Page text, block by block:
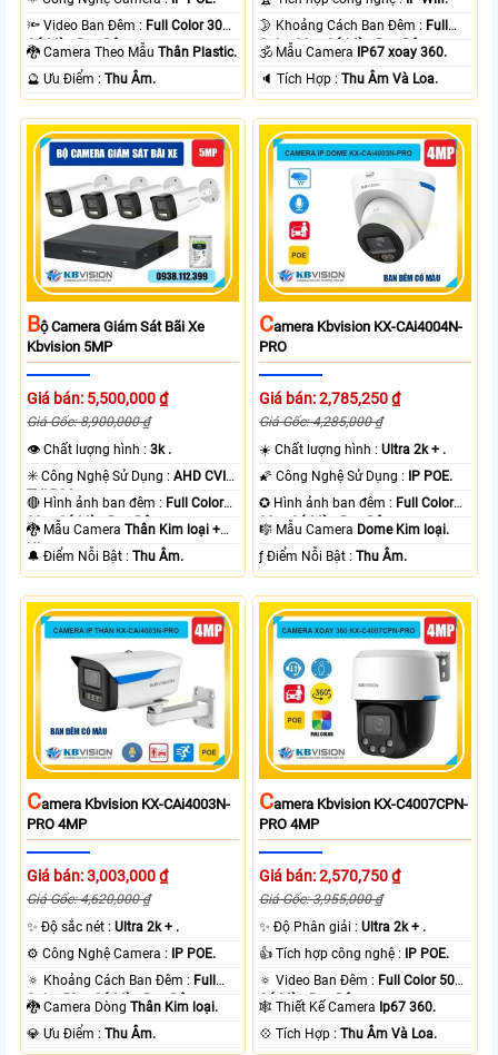
🔦 Video Ban Đêm : Full Color 30m
Có Màu Ban Ðêm.
🐉️ Camera Theo MẫuThân Plastic.
️🔮 Ưu Điểm :Thu Âm.
🌛 Khoảng Cách Ban Đêm : Full
Color 30m Có Màu Ban Ðêm.
🕉️ Mẫu Camera
IP67 xoay 360.
️🔈 Tích Hợp :Thu Âm Và Loa.
BỘ Camera Giám Sát Bãi Xe
Kbvision 5MP
Giá bán: 5,500,000 ₫
Giá Gốc: 8,900,000 ₫
👁 Chất lượng hình :3k .
✳️ Công Nghệ Sử Dụng :AHD CVI
TVI BCS.
🔴 Hình ảnh ban đêm : Full Color
80m Có Màu Ban Ðêm.
🐉️ Mẫu CameraThân Kim loại +
Nhựa.
️🔔 Điểm Nỗi Bật :Thu Âm.
CAmera Kbvision KX-CAi4004N-
PRO
Giá bán: 2,785,250 ₫
Giá Gốc: 4,285,000 ₫
☀️ Chất lượng hình :Ultra 2k + .
🌠 Công Nghệ Sử Dụng :
IP POE.
✪ Hình ảnh ban đêm : Full Color
30m Có Màu Ban Ðêm.
🎼️ Mẫu Camera Dome Kim loại.
️ƒ Điểm Nỗi Bật :Thu Âm.
CAmera Kbvision KX-CAi4003N-
PRO 4MP
Giá bán: 3,003,000 ₫
Giá Gốc: 4,620,000 ₫
✨ Độ sắc nét :Ultra 2k + .
⚙ Công Nghệ Camera : IP POE.
🔅 Khoảng Cách Ban Đêm : Full
Color 50m Có Màu Ban Ðêm.
🐉️ Camera DòngThân Kim loại.
️💎 Ưu Điểm :Thu Âm.
CAmera Kbvision KX-C4007CPN-
PRO 4MP
Giá bán: 2,570,750 ₫
Giá Gốc: 3,955,000 ₫
✨ Độ Phân giải :Ultra 2k + .
👍 Tích hợp công nghệ : IP POE.
🔅 Video Ban Đêm : Full Color 50m
Có Màu Ban Ðêm.
🕸️ Thiết Kế Camera Ip67 360.
️💠 Tích Hợp :Thu Âm Và Loa.